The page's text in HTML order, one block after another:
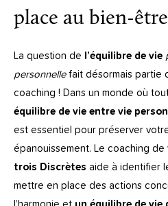
place au bien-être
La question de l’équilibre de vie
personnelle fait désormais partie
coaching ! Dans un monde où
équilibre de vie entre vie
est essentiel pour préserver
épanouissement. Le coaching
trois Discrètes aide à identifier
mettre en place des actions